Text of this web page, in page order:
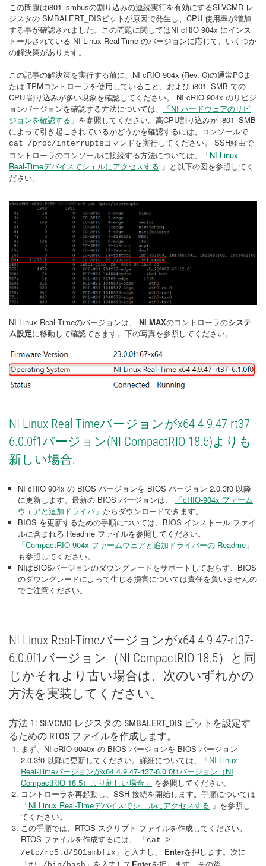
この問題はi801_smbusの割り込みの連続実行を有効にするSLVCMD レ
ジスタの SMBALERT_DISビットが原因で発生し、CPU 使用率が増加
する事が確認されました。この問題に関してはNI cRIO 904x にインス
トールされている NI Linux Real-Time のバージョンに応じて、いくつか
の解決策があります。
この記事の解決策を実行する前に、NI cRIO 904x (Rev. C)の通常PCま
たは TPMコントローラを使用していること、および i801_SMB での
CPU 割り込みが多い現象を確認してください。 NI cRIO 904x のリビジ
ョンバージョンを確認する方法については、
「NI ハードウェアのリビ
ジョンを確認する」 を参照してください。高CPU割り込みが i801_SMB
によって引き起こされているかどうかを確認するには、コンソールで
cat /proc/interrupts コマンドを実行してください。 SSH経由で
コントローラのコンソールに接続する方法については、「NI Linux
Real-Timeデバイスでシェルにアクセスする 」と以下の図を参照してく
ださい。
NI Linux Real Timeのバージョンは、 NI MAXのコントローラのシステ
ム設定に移動して確認できます。下の写真を参照してください。
NI Linux Real-Timeバージョンがx64 4.9.47-rt37-
6.0.0f1バージョン(NI CompactRIO 18.5)よりも
新しい場合:
NI cRIO 904x の BIOS バージョンを BIOS バージョン 2.0.3f0 以降
に更新します。最新の BIOS バージョンは、
「cRIO-904x ファーム
ウェアと追加ドライバ」 からダウンロードできます。
BIOS を更新するための手順については、BIOS インストール ファイ
ルに含まれる Readme ファイルを参照してください。
「CompactRIO 904x ファームウェアと追加ドライバーの Readme」
も参照してください。
NIはBIOSバージョンのダウングレードをサポートしておらず、BIOS
のダウングレードによって生じる損害については責任を負いませんの
でご注意ください。
NI Linux Real-Timeバージョンがx64 4.9.47-rt37-
6.0.0f1バージョン（NI CompactRIO 18.5）と同
じかそれより古い場合は、次のいずれかの
方法を実装してください。
方法 1: SLVCMD レジスタの SMBALERT_DIS ビットを設定す
るための RTOS ファイルを作成します。
まず、NI cRIO 9040x の BIOS バージョンを BIOS バージョン
2.0.3f0 以降に更新してください。詳細については、
「NI Linux
Real-Timeバージョンがx64 4.9.47-rt37-6.0.0f1バージョン（NI
CompactRIO 18.5）より新しい場合」
を参照してください。
コントローラを再起動し、SSH 接続を開始します。手順については
「NI Linux Real-Timeデバイスでシェルにアクセスする 」を参照し
てください。
この手順では、RTOS スクリプト ファイルを作成してください。
RTOS ファイルを作成するには、
「cat >
/etc/rc5.d/S01smbfix 」と入力し、 Enterを押します。次に